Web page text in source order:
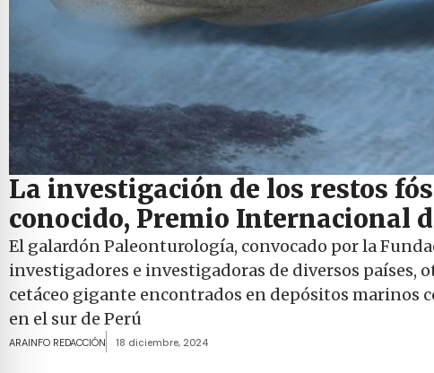
La investigación de los restos
conocido, Premio Internacional
El galardón Paleonturología, convocado por la
investigadores e investigadoras de diversos países,
cetáceo gigante encontrados en depósitos marinos
en el sur de Perú
ARAINFO REDACCIÓN 18 diciembre, 2024